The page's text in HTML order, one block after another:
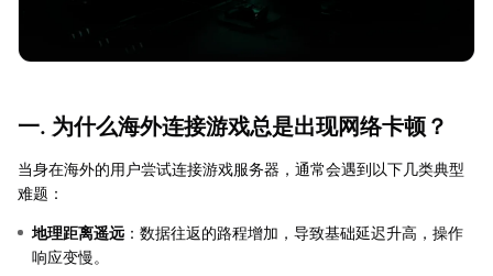
一. 为什么海外连接游戏总是出现网络卡顿？
当身在海外的用户尝试连接游戏服务器，通常会遇到以下几类典型
难题：
地理距离遥远 ：数据往返的路程增加，导致基础延迟升高，操作
响应变慢。